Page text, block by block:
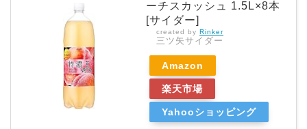
ーチスカッシュ 1.5L×8本
[サイダー]
created by Rinker
三ツ矢サイダー
Amazon
楽天市場
Yahooショッピング